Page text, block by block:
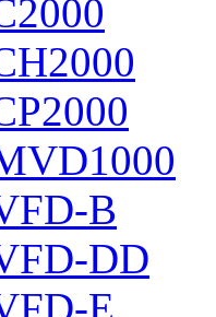
B
DD
E